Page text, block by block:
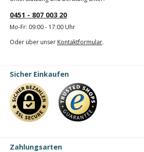
0451 - 807 003 20
Mo-Fr: 09:00 - 17:00 Uhr
Oder über unser Kontaktformular.
Sicher Einkaufen
Zahlungsarten